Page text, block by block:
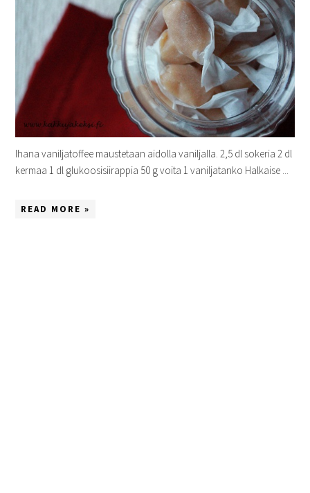
Ihana vaniljatoffee maustetaan aidolla vaniljalla. 2,5 dl sokeria 2 dl
kermaa 1 dl glukoosisiirappia 50 g voita 1 vaniljatanko Halkaise ...
READ MORE »